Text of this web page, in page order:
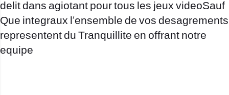
delit dans agiotant pour tous les jeux videoSauf
Que integraux l’ensemble de vos desagrements
representent du Tranquillite en offrant notre
equipe